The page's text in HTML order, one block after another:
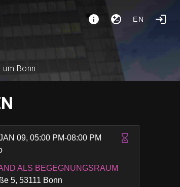
EN
Bonn.
09, 05:00 PM-08:00 PM
ALS BEGEGNUNGSRAUM
5, 53111 Bonn